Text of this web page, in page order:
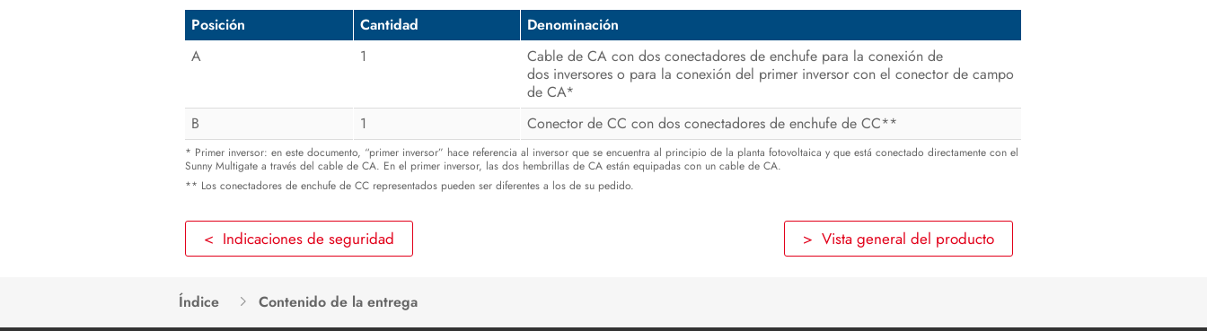
Posición Cantidad
Denominación
A
1
Cable de CA con dos conectadores de enchufe para la conexión de
dos inversores o para la conexión del primer inversor con el conector de campo
de CA*
B
1 Conector de CC con dos conectadores de enchufe de CC**
* Primer inversor: en este documento, “primer inversor” hace referencia al inversor que se encuentra al principio de la planta fotovoltaica y que está conectado directamente con el
Sunny Multigate a través del cable de CA. En el primer inversor, las dos hembrillas de CA están equipadas con un cable de CA.
** Los conectadores de enchufe de CC representados pueden ser diferentes a los de su pedido.
< Indicaciones de seguridad > Vista general del producto
Índice Contenido de la entrega